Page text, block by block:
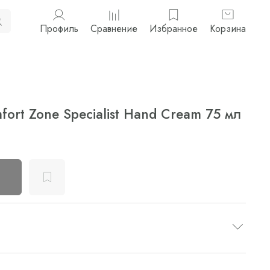
Профиль Сравнение Избранное Корзина
Zone Specialist Hand Cream 75 мл